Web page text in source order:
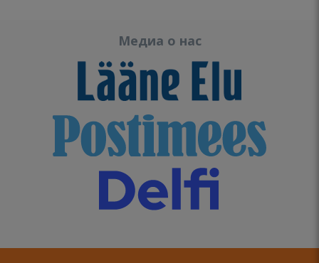
Медиа о нас